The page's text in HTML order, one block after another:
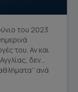
του 2023
του. Αν και
δεν
ανά